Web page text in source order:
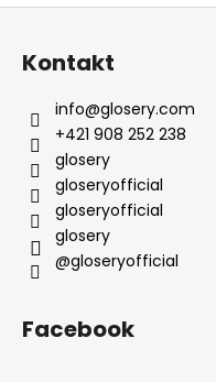
Z
Kontakt
info@glosery.com
+421 908 252 238
glosery
gloseryofficial
gloseryofficial
glosery
@gloseryofficial
Facebook